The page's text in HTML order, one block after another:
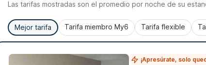
Las tarifas mostradas son el promedio por noche de su
Mejor tarifa Tarifa miembro My6 Tarifa flexible
¡Apresúrate, solo